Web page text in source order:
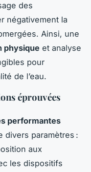
des
négativement la
Ainsi, une
physique et analyse
pour
de l’eau.
éprouvées
performantes
divers paramètres :
aux
les dispositifs